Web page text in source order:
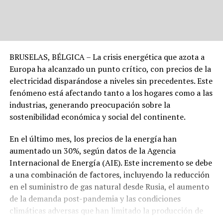
BRUSELAS, BÉLGICA – La crisis energética que azota a
Europa ha alcanzado un punto crítico, con precios de la
electricidad disparándose a niveles sin precedentes. Este
fenómeno está afectando tanto a los hogares como a las
industrias, generando preocupación sobre la
sostenibilidad económica y social del continente.
En el último mes, los precios de la energía han
aumentado un 30%, según datos de la Agencia
Internacional de Energía (AIE). Este incremento se debe
a una combinación de factores, incluyendo la reducción
en el suministro de gas natural desde Rusia, el aumento
de la demanda post-pandemia y las condiciones
climáticas adversas que han limitado la producción de